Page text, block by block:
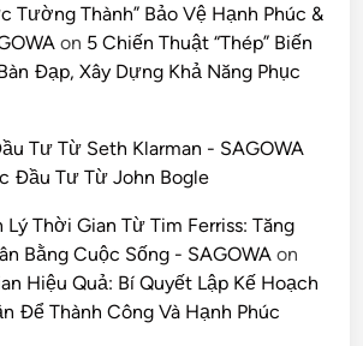
Tường Thành” Bảo Vệ Hạnh Phúc &
on 5 Chiến Thuật “Thép” Biến
Đạp, Xây Dựng Khả Năng Phục
Tư Từ Seth Klarman - SAGOWA
Đầu Tư Từ John Bogle
Lý Thời Gian Từ Tim Ferriss: Tăng
Bằng Cuộc Sống - SAGOWA on
Hiệu Quả: Bí Quyết Lập Kế Hoạch
Để Thành Công Và Hạnh Phúc